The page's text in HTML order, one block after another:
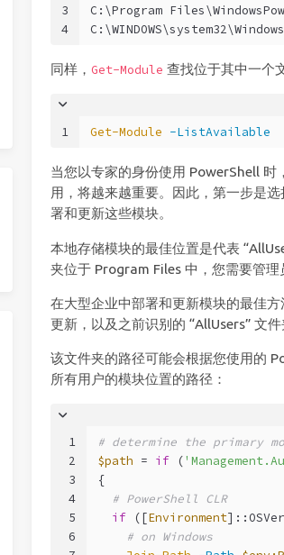
3
4
C:\Program
同样， Get-Module 查找位于其中一个
1 Get-Module -ListAvailable
当您以专家的身份使用 PowerShell
用，将越来越重要。因此，第一步是
署和更新这些模块。
本地存储模块的最佳位置是代表
夹位于 Program Files 中，您需要管理
在大型企业中部署和更新模块的最佳
更新，以及之前识别的 “AllUsers” 文件
该文件夹的路径可能会根据您使用的
所有用户的模块位置的路径：
1
2
3
4
5
6
# determine the primary
$path = if (
{
# PowerShell CLR
if ([Environment
# on Windows